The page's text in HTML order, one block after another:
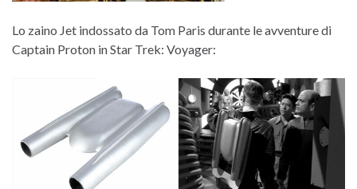
Lo zaino Jet indossato da Tom Paris durante le avventure di
Captain Proton in Star Trek: Voyager: